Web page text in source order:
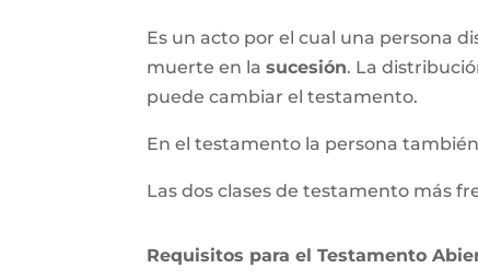
Es un acto por el cual una persona
muerte en lasucesión. La
puede cambiar el testamento.
En el testamento la persona
Las dos clases de testamento más
Requisitos para el Testamento